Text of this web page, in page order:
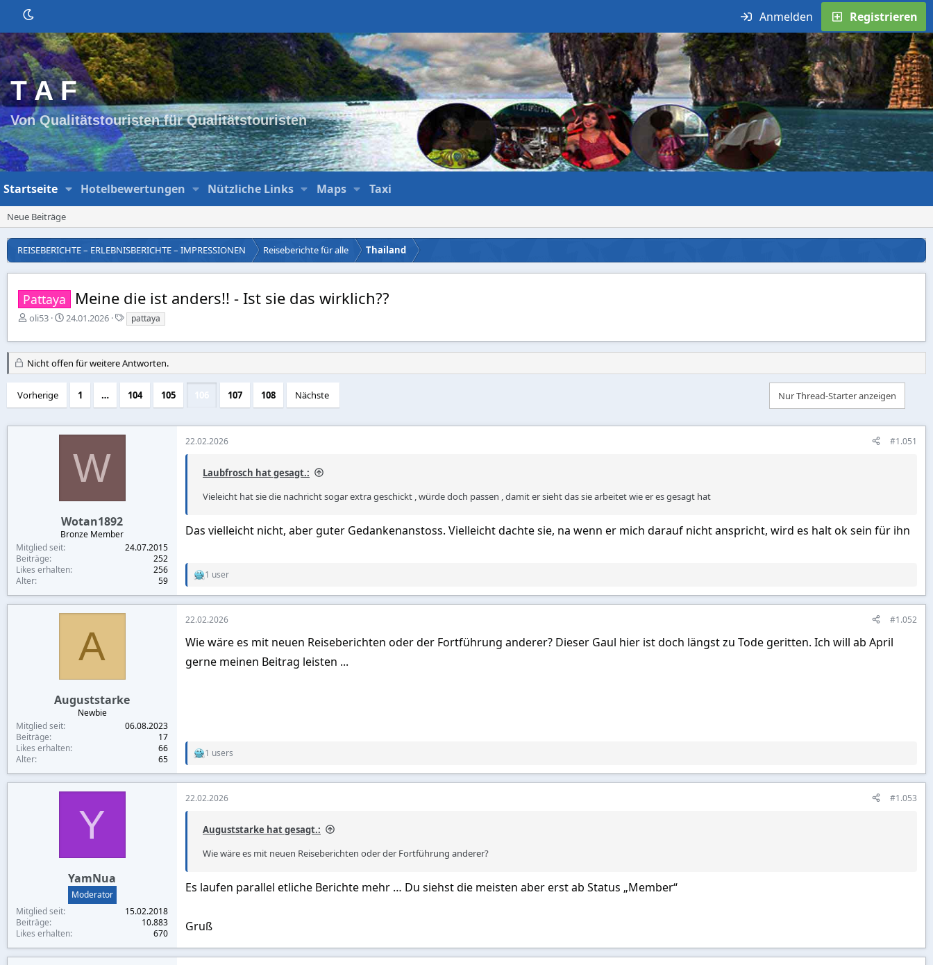
Anmelden Registrieren
T A F
Von Qualitätstouristen für Qualitätstouristen
Startseite Hotelbewertungen Nützliche Links Maps Taxi
Neue Beiträge
REISEBERICHTE – ERLEBNISBERICHTE – IMPRESSIONEN Reiseberichte für alle Thailand
Pattaya Meine die ist anders!! - Ist sie das wirklich??
E
s
t
e
l
e
oli53
E
s
t
e
t
m
24.01.2026
S
t
i
c
h
o
r
e
pattaya
Nicht offen für weitere Antworten.
Vorherige 1 … 104 105 107 108 Nächste Nur Thread-Starter anzeigen
W
Wotan1892
Bronze Member
Mitglied seit
24.07.2015
Beiträge
252
Likes erhalten
256
Alter
59
22.02.2026 #1.051
Laubfrosch hat gesagt.:
Vieleicht hat sie die nachricht sogar extra geschickt , würde doch passen , damit er sieht das sie arbeitet wie er es gesagt hat
Das vielleicht nicht, aber guter Gedankenanstoss. Vielleicht dachte sie, na wenn er mich darauf nicht anspricht, wird es halt ok sein für ihn
R
t
o
s
1 user
A
Auguststarke
Newbie
Mitglied seit
06.08.2023
Beiträge
17
Likes erhalten
66
Alter
65
22.02.2026 #1.052
Wie wäre es mit neuen Reiseberichten oder der Fortführung anderer? Dieser Gaul hier ist doch längst zu Tode geritten. Ich will ab April
gerne meinen Beitrag leisten ...
R
t
1 users
Y
YamNua
Moderator
Mitglied seit
15.02.2018
Beiträge
10.883
Likes erhalten
670
22.02.2026 #1.053
Auguststarke hat gesagt.:
Wie wäre es mit neuen Reiseberichten oder der Fortführung anderer?
Es laufen parallel etliche Berichte mehr … Du siehst die meisten aber erst ab Status „Member“
Gruß